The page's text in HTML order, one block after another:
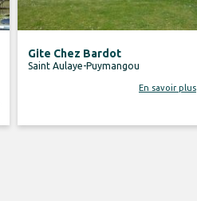
Gite Chez Bardot
Saint Aulaye-Puymangou
En savoir plus